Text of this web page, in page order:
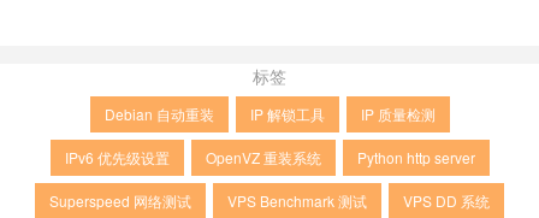
标签
Debian 自动重装 IP 解锁工具 IP 质量检测
IPv6 优先级设置 OpenVZ 重装系统 Python http server
Superspeed 网络测试 VPS Benchmark 测试 VPS DD 系统